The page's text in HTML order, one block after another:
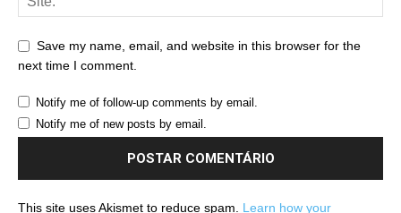
Save my name, email, and website in this browser for the
next time I comment.
Notify me of follow-up comments by email.
Notify me of new posts by email.
This site uses Akismet to reduce spam. Learn how your